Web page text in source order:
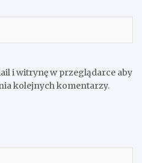
i witrynę w przeglądarce aby
kolejnych komentarzy.